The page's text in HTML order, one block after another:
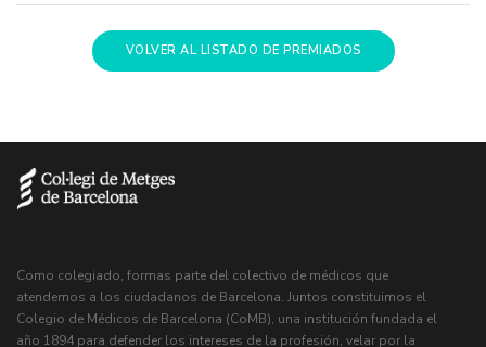
VOLVER AL LISTADO DE PREMIADOS
Como colegiado, formas parte del colectivo de médicos que
atendemos a los ciudadanos de Barcelona. Juntos constituimos el
Colegio de Médicos de Barcelona (CoMB), una institución fundada el
año 1894 para defender los intereses de la profesión, velar por la